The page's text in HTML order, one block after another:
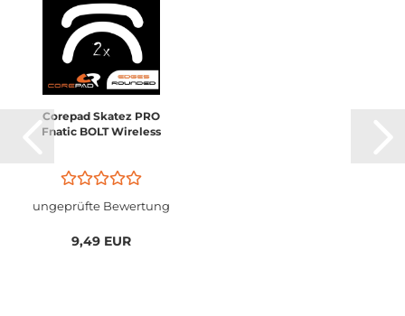
Corepad Skatez PRO
Fnatic BOLT Wireless
ungeprüfte Bewertung
9,49 EUR